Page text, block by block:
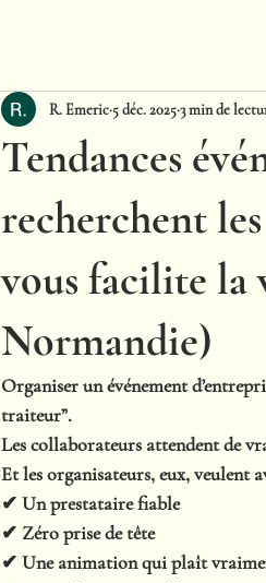
Tendances
recherchent
vous facilite la
Normandie)
R. Emeric 5 déc. 20253 min de
Organiser un événement
traiteur”.
Les collaborateurs attendent de
Et les organisateurs, eux, veulent
✔ Un prestataire fiable
✔ Zéro prise de tête
✔ Une animation qui plaît